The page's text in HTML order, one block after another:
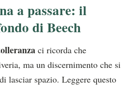
a passare: il
di Beech
ci ricorda che
ma un discernimento che si
lasciar spazio. Leggere questo